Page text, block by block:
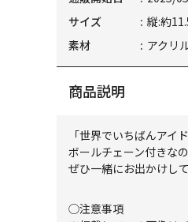
サイズ
縦:約
素材
アクリ
商品説明
「世界でいちばんアイ
ボールチェーン付きな
ぜひ一緒にお出かけし
◯注意事項